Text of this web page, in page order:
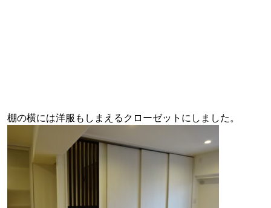
棚の横には洋服もしまえるクローゼットにしました。